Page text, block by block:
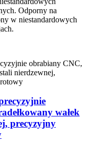
Odporny na
w niestandardowych
wałek
precyzyjny